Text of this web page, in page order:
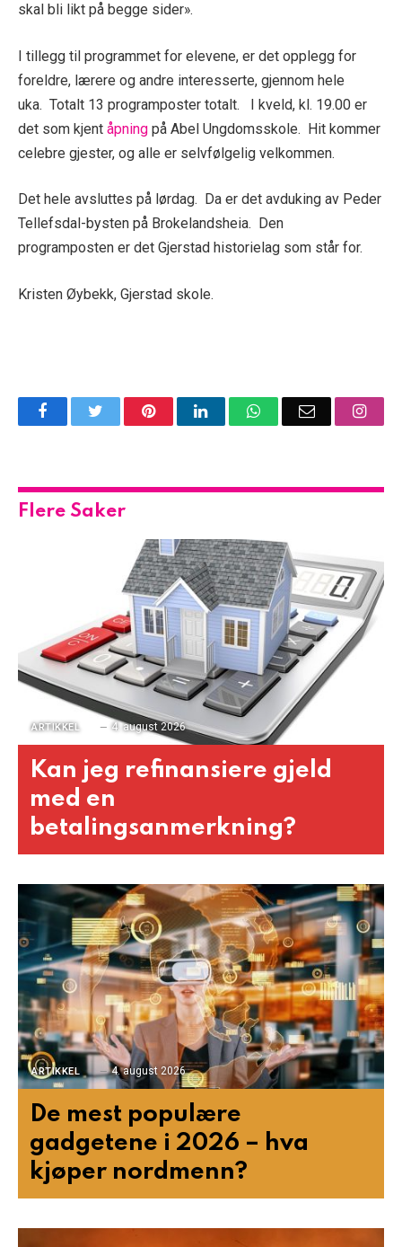
skal bli likt på begge sider».
I tillegg til programmet for elevene, er det opplegg for
foreldre, lærere og andre interesserte, gjennom hele
uka. Totalt 13 programposter totalt. I kveld, kl. 19.00 er
det som kjent åpning på Abel Ungdomsskole. Hit kommer
celebre gjester, og alle er selvfølgelig velkommen.
Det hele avsluttes på lørdag. Da er det avduking av Peder
Tellefsdal-bysten på Brokelandsheia. Den
programposten er det Gjerstad historielag som står for.
Kristen Øybekk, Gjerstad skole.
FacebookTwitter PinterestLinkedInWhatsAppEmail
Flere Saker
ARTIKKEL 4. august 2026
Kan jeg refinansiere gjeld
med en
betalingsanmerkning?
ARTIKKEL 4. august 2026
De mest populære
gadgetene i 2026 – hva
kjøper nordmenn?